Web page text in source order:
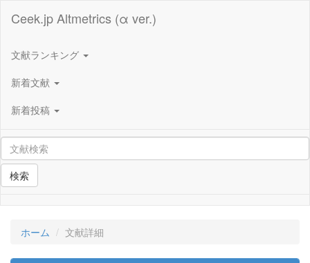
Ceek.jp Altmetrics (α ver.)
文献ランキング
新着文献
新着投稿
検索
ホーム 文献詳細